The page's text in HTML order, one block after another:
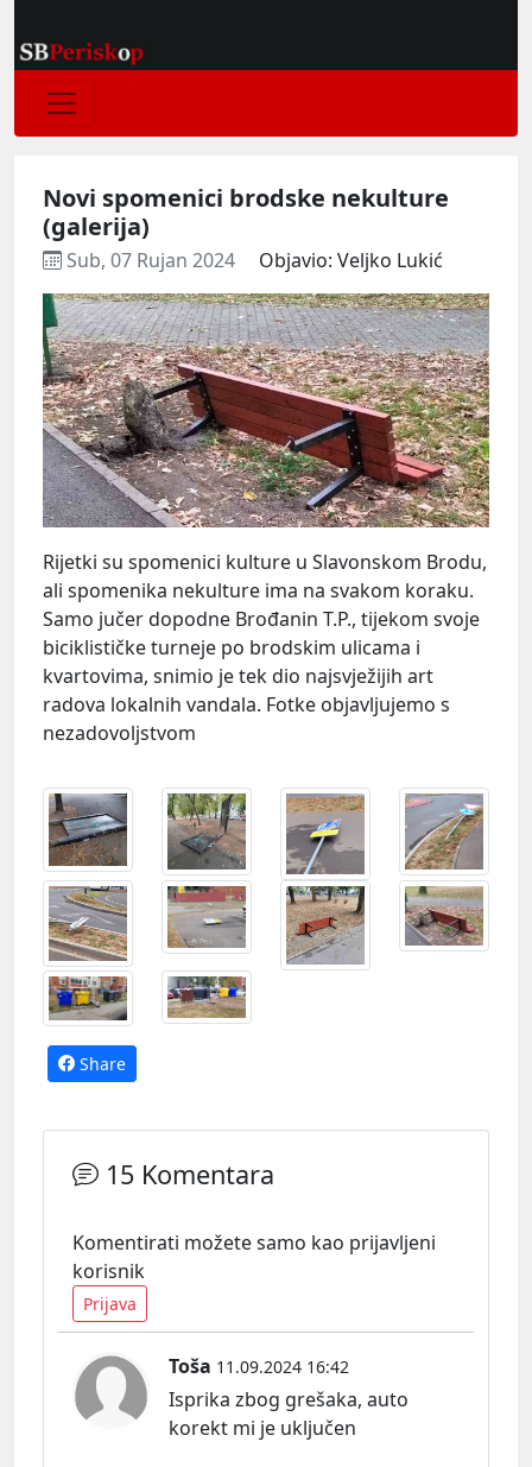
Novi spomenici brodske nekulture
(galerija)
Sub, 07 Rujan 2024 Objavio: Veljko Lukić
Rijetki su spomenici kulture u Slavonskom Brodu,
ali spomenika nekulture ima na svakom koraku.
Samo jučer dopodne Brođanin T.P., tijekom svoje
biciklističke turneje po brodskim ulicama i
kvartovima, snimio je tek dio najsvježijih art
radova lokalnih vandala. Fotke objavljujemo s
nezadovoljstvom
Share
15 Komentara
Komentirati možete samo kao prijavljeni
korisnik
Prijava
Toša 11.09.2024 16:42
Isprika zbog grešaka, auto
korekt mi je uključen